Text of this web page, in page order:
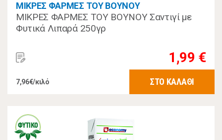
ΜΙΚΡΕΣ ΦΑΡΜΕΣ ΤΟΥ ΒΟΥΝΟΥ
ΜΙΚΡΕΣ ΦΑΡΜΕΣ ΤΟΥ ΒΟΥΝΟΥ Σαντιγί με
Φυτικά Λιπαρά 250γρ
1,99 €
7,96€/κιλό ΣΤΟ ΚΑΛΑΘΙ